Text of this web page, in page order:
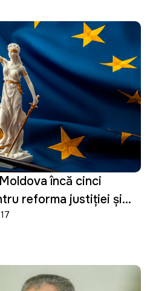
încă cinci
reforma justiției și
de vetting